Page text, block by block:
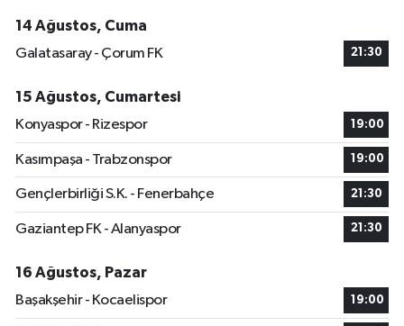
14 Ağustos, Cuma
Galatasaray - Çorum FK
21:30
15 Ağustos, Cumartesi
Konyaspor - Rizespor
19:00
Kasımpaşa - Trabzonspor 19:00
Gençlerbirliği S.K. - Fenerbahçe 21:30
Gaziantep FK - Alanyaspor 21:30
16 Ağustos, Pazar
Başakşehir - Kocaelispor
19:00